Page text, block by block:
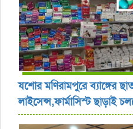
যশোর ‎মণিরামপুরে ব্যাঙ্গের
লাইসেন্স,ফার্মাসিস্ট ছাড়াই